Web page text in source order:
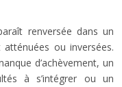
renversée dans un
ou inversées.
d’achèvement, un
à s’intégrer ou un